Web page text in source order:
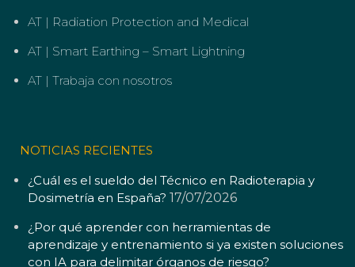
AT | Radiation Protection and Medical
AT | Smart Earthing – Smart Lightning
AT | Trabaja con nosotros
NOTICIAS RECIENTES
¿Cuál es el sueldo del Técnico en Radioterapia y
Dosimetría en España? 17/07/2026
¿Por qué aprender con herramientas de
aprendizaje y entrenamiento si ya existen soluciones
con IA para delimitar órganos de riesgo?